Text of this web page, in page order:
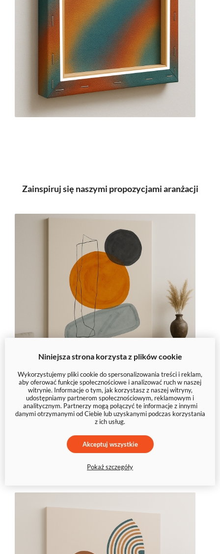
Zainspiruj się naszymi propozycjami aranżacji
Zatrzymaj wzrok na czymś
wyjątkowym – wybierz swoją
Niniejsza strona korzysta z plików cookie
Wykorzystujemy pliki cookie do spersonalizowania treści i reklam,
aby oferować funkcje społecznościowe i analizować ruch w naszej
witrynie. Informacje o tym, jak korzystasz z naszej witryny,
udostępniamy partnerom społecznościowym, reklamowym i
analitycznym. Partnerzy mogą połączyć te informacje z innymi
danymi otrzymanymi od Ciebie lub uzyskanymi podczas korzystania
z ich usług.
Akceptuj wszystkie
Pokaż szczegóły